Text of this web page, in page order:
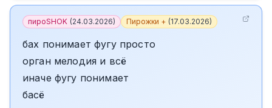
пироSHOK (24.03.2026) Пирожки + (17.03.2026)
бах понимает фугу просто
орган мелодия и всё
иначе фугу понимает
басё